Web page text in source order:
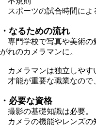
スポーツの試合時間によ
・なるための流れ
専門学校で写真や美術の
がれのカメラマンに。
カメラマンは独立しやす
才能が重要な職業なので
・必要な資格
撮影の基礎知識は必要。
カメラの機能やレンズの